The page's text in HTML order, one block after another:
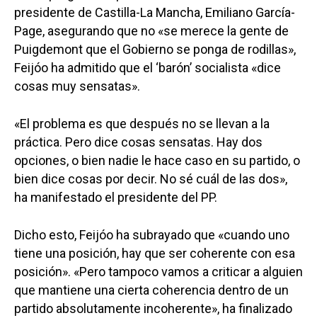
presidente de Castilla-La Mancha, Emiliano García-
Page, asegurando que no «se merece la gente de
Puigdemont que el Gobierno se ponga de rodillas»,
Feijóo ha admitido que el ‘barón’ socialista «dice
cosas muy sensatas».
«El problema es que después no se llevan a la
práctica. Pero dice cosas sensatas. Hay dos
opciones, o bien nadie le hace caso en su partido, o
bien dice cosas por decir. No sé cuál de las dos»,
ha manifestado el presidente del PP.
Dicho esto, Feijóo ha subrayado que «cuando uno
tiene una posición, hay que ser coherente con esa
posición». «Pero tampoco vamos a criticar a alguien
que mantiene una cierta coherencia dentro de un
partido absolutamente incoherente», ha finalizado